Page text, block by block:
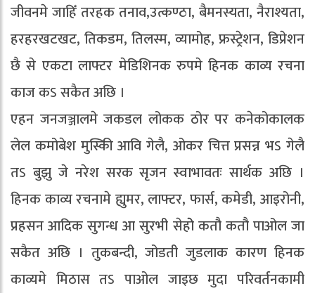
जीवनमे जाहिँ तरहक तनाव,उत्कण्ठा, बैमनस्यता, नैराश्यता,
हरहरखटखट, तिकडम, तिलस्म, व्यामोह, फ्रस्ट्रेशन, डिप्रेशन
छै से एकटा लाफ्टर मेडिशिनक रुपमे हिनक काव्य रचना
काज कऽ सकैत अछि ।
एहन जनजञ्जालमे जकडल लोकक ठोर पर कनेकोकालक
लेल कमोबेश मुस्किी आवि गेलै, ओकर चित्त प्रसन्न भऽ गेलै
तऽ बुझु जे नरेश सरक सृजन स्वाभावतः सार्थक अछि ।
हिनक काव्य रचनामे ह्युमर, लाफ्टर, फार्स, कमेडी, आइरोनी,
प्रहसन आदिक सुगन्ध आ सुरभी सेहोे कतौ कतौ पाओल जा
सकैत अछि । तुकबन्दी, जोडती जुडलाक कारण हिनक
काव्यमे मिठास तऽ पाओल जाइछ मुदा परिवर्तनकामी